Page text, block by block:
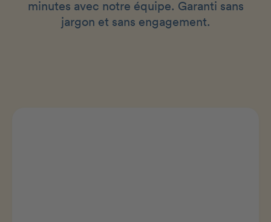
minutes avec notre équipe. Garanti sans
jargon et sans engagement.